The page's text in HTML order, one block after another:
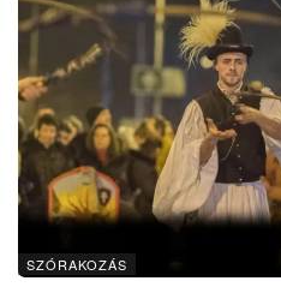
SZÓRAKOZÁS